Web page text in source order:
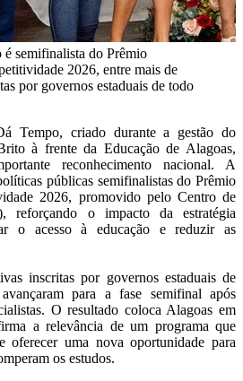
semifinalista do Prêmio
2026, entre mais de
por governos estaduais de todo
Tempo, criado durante a gestão do
à frente da Educação de Alagoas,
reconhecimento nacional. A
públicas semifinalistas do Prêmio
2026, promovido pelo Centro de
reforçando o impacto da estratégia
o acesso à educação e reduzir as
inscritas por governos estaduais de
para a fase semifinal após
O resultado coloca Alagoas em
a relevância de um programa que
oferecer uma nova oportunidade para
os estudos.